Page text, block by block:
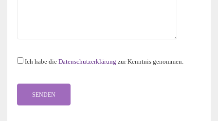
Ich habe die Datenschutzerklärung zur Kenntnis genommen.